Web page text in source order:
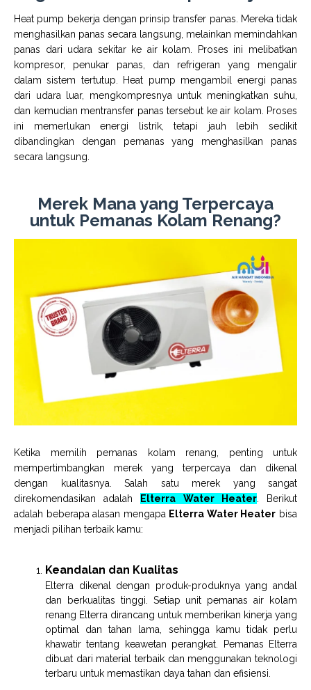
Heat pump bekerja dengan prinsip transfer panas. Mereka tidak
menghasilkan panas secara langsung, melainkan memindahkan
panas dari udara sekitar ke air kolam. Proses ini melibatkan
kompresor, penukar panas, dan refrigeran yang mengalir
dalam sistem tertutup. Heat pump mengambil energi panas
dari udara luar, mengkompresnya untuk meningkatkan suhu,
dan kemudian mentransfer panas tersebut ke air kolam. Proses
ini memerlukan energi listrik, tetapi jauh lebih sedikit
dibandingkan dengan pemanas yang menghasilkan panas
secara langsung.
Merek Mana yang Terpercaya
untuk Pemanas Kolam Renang?
Ketika memilih pemanas kolam renang, penting untuk
mempertimbangkan merek yang terpercaya dan dikenal
dengan kualitasnya. Salah satu merek yang sangat
direkomendasikan adalah
Elterra Water Heater. Berikut
adalah beberapa alasan mengapa Elterra Water Heater bisa
menjadi pilihan terbaik kamu:
Keandalan dan Kualitas
Elterra dikenal dengan produk-produknya yang andal
dan berkualitas tinggi. Setiap unit pemanas air kolam
renang Elterra dirancang untuk memberikan kinerja yang
optimal dan tahan lama, sehingga kamu tidak perlu
khawatir tentang keawetan perangkat. Pemanas Elterra
dibuat dari material terbaik dan menggunakan teknologi
terbaru untuk memastikan daya tahan dan efisiensi.